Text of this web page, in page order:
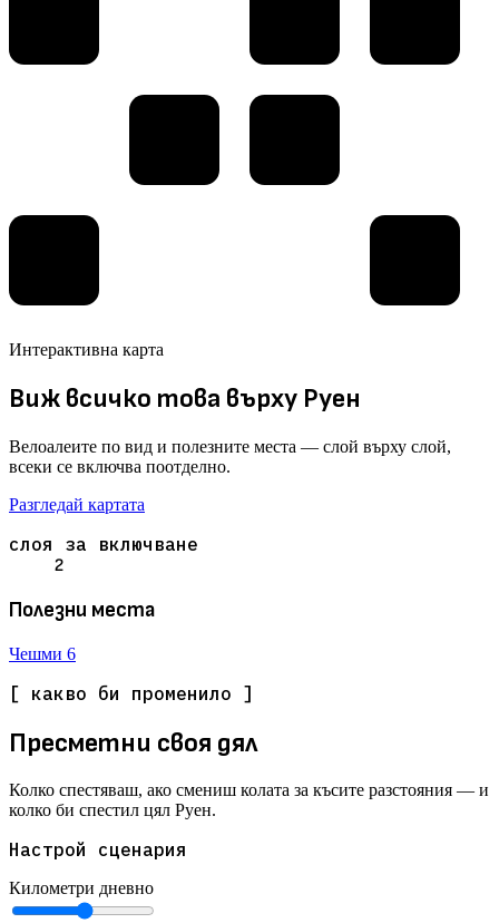
Интерактивна карта
Виж всичко това върху Руен
Велоалеите по вид и полезните места — слой върху слой,
всеки се включва поотделно.
Разгледай картата
слоя за включване
2
Полезни места
Чешми 6
[ какво би променило ]
Пресметни своя дял
Колко спестяваш, ако смениш колата за късите разстояния — и
колко би спестил цял Руен.
Настрой сценария
Километри дневно